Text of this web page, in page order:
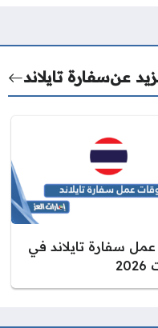
عنسفارة تايلاند
سفارة تايلاند في